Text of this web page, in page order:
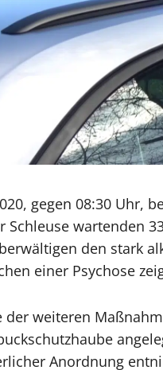
gegen 08:30 Uhr,
Schleuse wartenden
den stark
einer Psychose
der weiteren
Anordnung